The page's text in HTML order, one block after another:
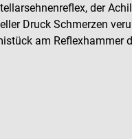
der
Druck Schmerzen
am Reflexhammer